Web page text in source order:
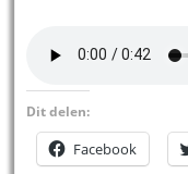
Dit delen:
Facebook